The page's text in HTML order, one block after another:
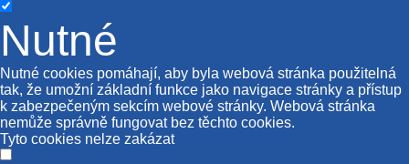
Nutné
Nutné cookies pomáhají, aby byla webová stránka použitelná
tak, že umožní základní funkce jako navigace stránky a přístup
k zabezpečeným sekcím webové stránky. Webová stránka
nemůže správně fungovat bez těchto cookies.
Tyto cookies nelze zakázat